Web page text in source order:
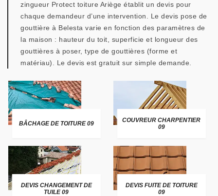
zingueur Protect toiture Ariège établit un devis pour
chaque demandeur d’une intervention. Le devis pose de
gouttière à Belesta varie en fonction des paramètres de
la maison : hauteur du toit, superficie et longueur des
gouttières à poser, type de gouttières (forme et
matériau). Le devis est gratuit sur simple demande.
BÂCHAGE DE TOITURE 09
COUVREUR CHARPENTIER
09
DEVIS CHANGEMENT DE
TUILE 09
DEVIS FUITE DE TOITURE
09